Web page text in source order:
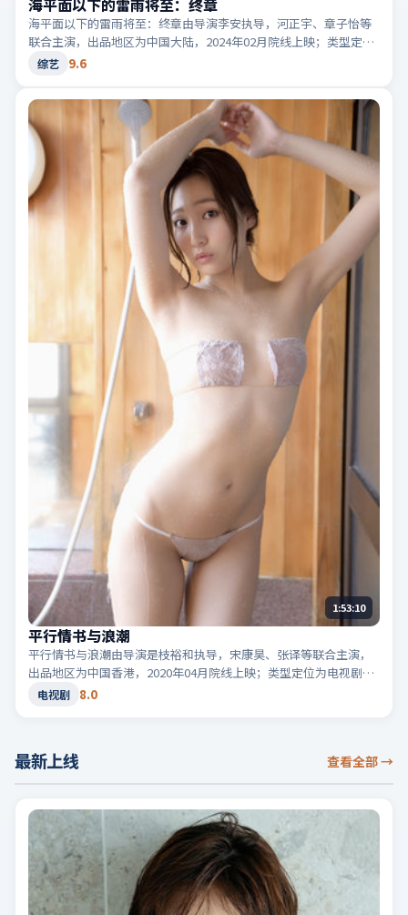
海平面以下的雷雨将至：终章
海平面以下的雷雨将至：终章由导演李安执导，河正宇、章子怡等
联合主演，出品地区为中国大陆，2024年02月院线上映；类型定位
为综艺·喜剧，轻快节奏与生活化笑点。适合检索「中国大陆喜
综艺 9.6
1:53:10
平行情书与浪潮
平行情书与浪潮由导演是枝裕和执导，宋康昊、张译等联合主演，
出品地区为中国香港，2020年04月院线上映；类型定位为电视剧·
爱情，关于错过与重逢。适合检索「中国香港爱情」「2020高分电
电视剧 8.0
最新上线 查看全部→